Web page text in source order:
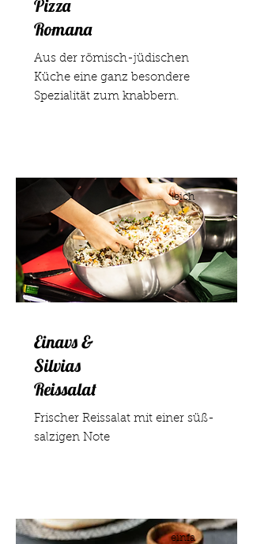
Pizza
Romana
Aus der römisch-jüdischen
Küche eine ganz besondere
Spezialität zum knabbern.
leich
t
Einavs &
Silvias
Reissalat
Frischer Reissalat mit einer süß-
salzigen Note
einfa